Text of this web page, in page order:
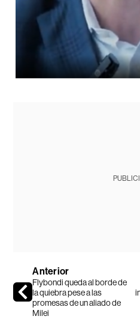
Anterior
Flybondi queda al borde de
la quiebra pese a las
promesas de un aliado de
Milei